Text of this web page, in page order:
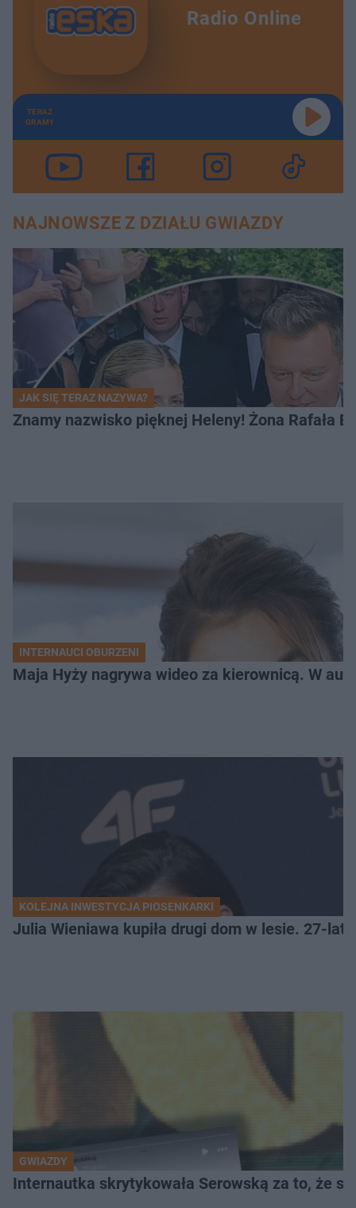
Radio Online
TERAZ
GRAMY
NAJNOWSZE Z DZIAŁU GWIAZDY
JAK SIĘ TERAZ NAZYWA?
Znamy nazwisko pięknej Heleny! Żona Rafała
INTERNAUCI OBURZENI
Maja Hyży nagrywa wideo za kierownicą. W
KOLEJNA INWESTYCJA PIOSENKARKI
Julia Wieniawa kupiła drugi dom w lesie. 27-
GWIAZDY
Internautka skrytykowała Serowską za to, że